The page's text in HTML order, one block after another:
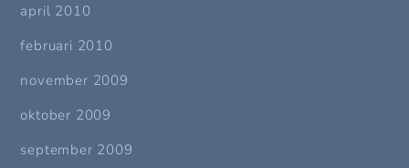
april 2010
februari 2010
november 2009
oktober 2009
september 2009